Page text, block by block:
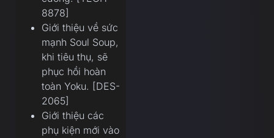
8878]
Giới thiệu về sức
mạnh Soul Soup,
khi tiêu thụ, sẽ
phục hồi hoàn
toàn Yoku. [DES-
2065]
Giới thiệu các
phụ kiện mới vào